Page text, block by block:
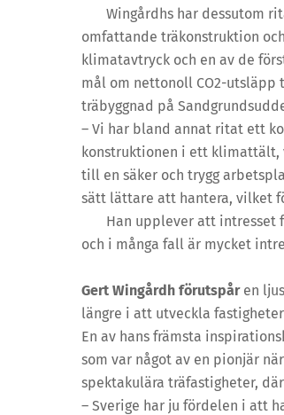
Wingårdhs har dessutom
omfattande träkonstruktion
klimatavtryck och en av de
mål om nettonoll CO2-utsläpp
träbyggnad på
– Vi har bland annat ritat ett
konstruktionen i ett klimattält,
till en säker och trygg
sätt lättare att hantera, vilket
Han upplever att intresset
och i många fall är mycket
Gert Wingårdh förutspår en
längre i att utveckla
En av hans främsta
som var något av en pionjär
spektakulära träfastigheter,
– Sverige har ju fördelen i att